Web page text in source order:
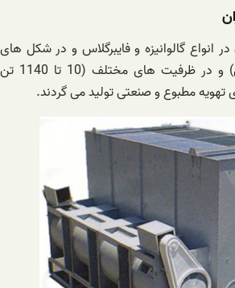
گالوانیزه و فایبرگلاس و در شکل های
مکعبی و مدور (مخروطی) و در ظرفیت های مختلف (10 تا 1140 تن
تهویه مطبوع و صنعتی تولید می گردند.